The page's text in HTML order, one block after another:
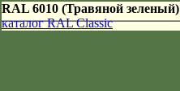
RAL 6010 (Травяной зеленый)
каталог RAL Classic